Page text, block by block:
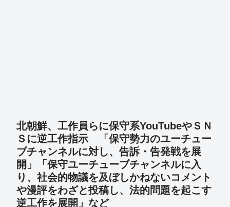
北朝鮮、工作員らに保守系YouTubeやＳＮ
Ｓに逆工作指示 「保守勢力のユーチュー
ブチャンネルに対し、告訴・告発戦を展
開」「保守ユーチューブチャンネルに入
り、社会的物議を及ぼしかねないコメント
や漫評をわざと投稿し、法的問題を起こす
逆工作を展開」など